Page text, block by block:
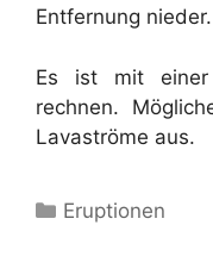
Entfernung nieder.
Es ist mit einer
rechnen.
Lavaströme aus.
Kategorien
Eruptionen